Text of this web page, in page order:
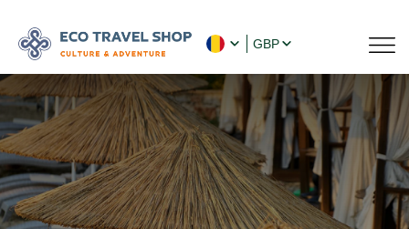
GBP